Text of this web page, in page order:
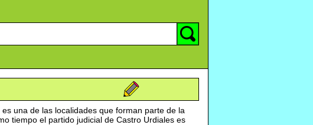
es una de las localidades que forman parte de la
tiempo el partido judicial de Castro Urdiales es